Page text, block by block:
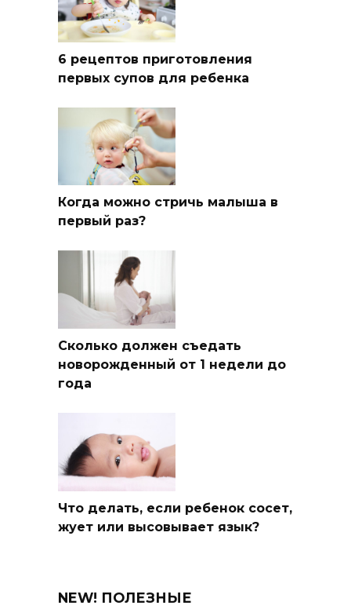
6 рецептов приготовления
первых супов для ребенка
Когда можно стричь малыша в
первый раз?
Сколько должен съедать
новорожденный от 1 недели до
года
Что делать, если ребенок сосет,
жует или высовывает язык?
NEW! ПОЛЕЗНЫЕ